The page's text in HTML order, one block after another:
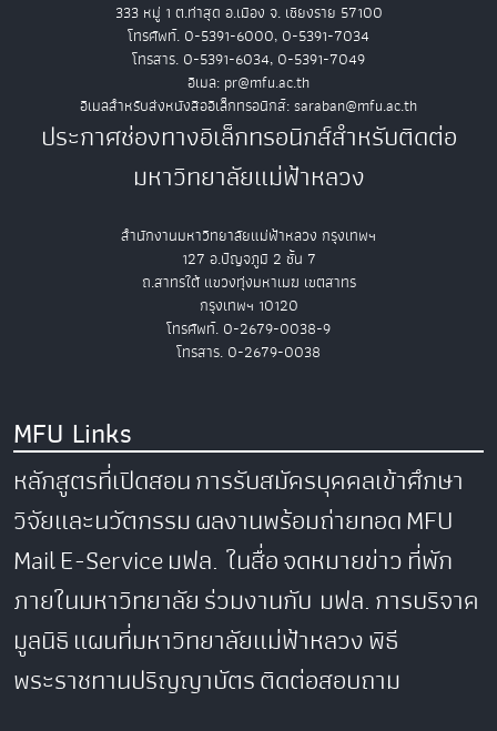
333 หมู่ 1 ต.ท่าสุด อ.เมือง จ. เชียงราย 57100
โทรศัพท์. 0-5391-6000, 0-5391-7034
โทรสาร. 0-5391-6034, 0-5391-7049
อีเมล: pr@mfu.ac.th
อีเมลสำหรับส่งหนังสืออิเล็กทรอนิกส์: saraban@mfu.ac.th
ประกาศช่องทางอิเล็กทรอนิกส์สำหรับติดต่อ
มหาวิทยาลัยแม่ฟ้าหลวง
สำนักงานมหาวิทยาลัยแม่ฟ้าหลวง กรุงเทพฯ
127 อ.ปัญจภูมิ 2 ชั้น 7
ถ.สาทรใต้ แขวงทุ่งมหาเมฆ เขตสาทร
กรุงเทพฯ 10120
โทรศัพท์. 0-2679-0038-9
โทรสาร. 0-2679-0038
MFU Links
หลักสูตรที่เปิดสอนการรับสมัครบุคคลเข้าศึกษา
วิจัยและนวัตกรรมผลงานพร้อมถ่ายทอดMFU
MailE-Serviceมฟล. ในสื่อจดหมายข่าวที่พัก
ภายในมหาวิทยาลัยร่วมงานกับ มฟล.การบริจาค
มูลนิธิแผนที่มหาวิทยาลัยแม่ฟ้าหลวงพิธี
พระราชทานปริญญาบัตรติดต่อสอบถาม